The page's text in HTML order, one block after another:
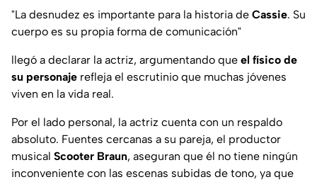
"La desnudez es importante para la historia de Cassie. Su
cuerpo es su propia forma de comunicación"
llegó a declarar la actriz, argumentando que el físico de
su personaje refleja el escrutinio que muchas jóvenes
viven en la vida real.
Por el lado personal, la actriz cuenta con un respaldo
absoluto. Fuentes cercanas a su pareja, el productor
musical Scooter Braun, aseguran que él no tiene ningún
inconveniente con las escenas subidas de tono, ya que